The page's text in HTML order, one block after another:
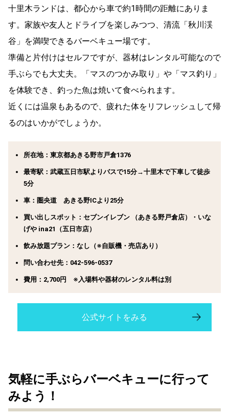
十里木ランドは、都心から車で約1時間の距離にありま
す。家族や友人とドライブを楽しみつつ、清流「秋川渓
谷」を満喫できるバーベキュー場です。
準備と片付けはセルフですが、器材はレンタル可能なので
手ぶらでも大丈夫。「マスのつかみ取り」や「マス釣り」
を体験でき、釣った魚は焼いて食べられます。
近くには温泉もあるので、疲れた体をリフレッシュして帰
るのはいかがでしょうか。
所在地：東京都あきる野市戸倉1376
最寄駅：武蔵五日市駅よりバスで15分→十里木で下車して徒歩
5分
車：圏央道 あきる野ICより25分
買い出しスポット：セブンイレブン （あきる野戸倉店）・いな
げや ina21（五日市店）
飲み放題プラン：なし（※自販機・売店あり）
問い合わせ先：042-596-0537
費用：2,700円 ※入場料や器材のレンタル料は別
公式サイトをみる
気軽に手ぶらバーベキューに行って
みよう！